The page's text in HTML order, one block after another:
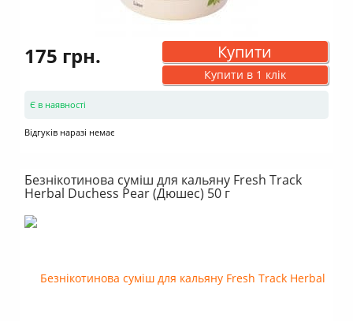
175 грн. Купити
Купити в 1 клік
Є в наявності
Відгуків наразі немає
Безнікотинова суміш для кальяну Fresh Track
Herbal Duchess Pear (Дюшес) 50 г